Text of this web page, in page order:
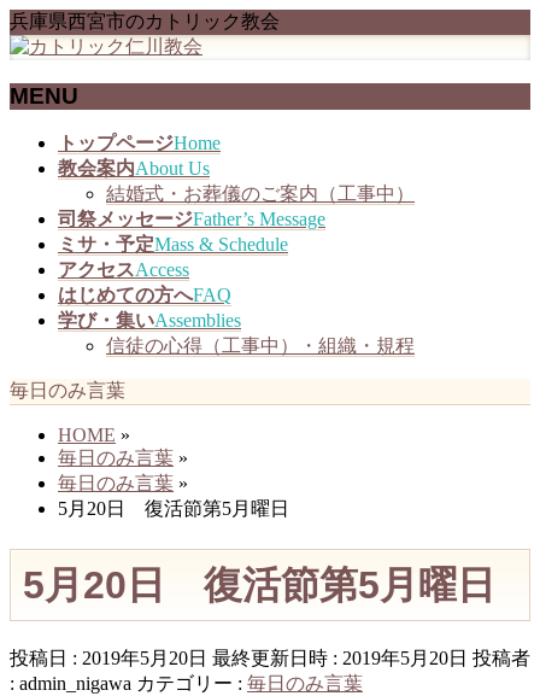
兵庫県西宮市のカトリック教会
MENU
トップページHome
教会案内About Us
結婚式・お葬儀のご案内（工事中）
司祭メッセージFather’s Message
ミサ・予定Mass & Schedule
アクセスAccess
はじめての方へFAQ
学び・集いAssemblies
信徒の心得（工事中）・組織・規程
毎日のみ言葉
HOME »
毎日のみ言葉 »
毎日のみ言葉 »
5月20日 復活節第5月曜日
5月20日 復活節第5月曜日
投稿日 : 2019年5月20日 最終更新日時 : 2019年5月20日 投稿者
: admin_nigawa カテゴリー : 毎日のみ言葉